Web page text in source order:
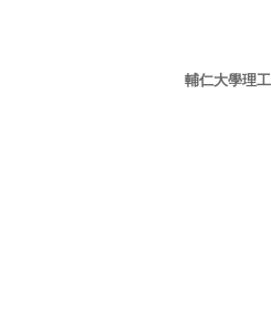
輔仁大學理